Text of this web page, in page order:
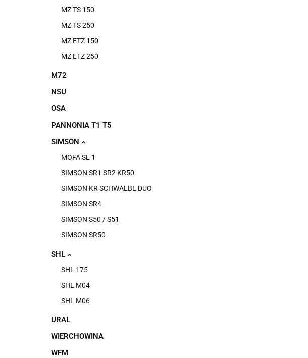
MZ TS 150
MZ TS 250
MZ ETZ 150
MZ ETZ 250
M72
NSU
OSA
PANNONIA T1 T5
SIMSON
MOFA SL 1
SIMSON SR1 SR2 KR50
SIMSON KR SCHWALBE DUO
SIMSON SR4
SIMSON S50 / S51
SIMSON SR50
SHL
SHL 175
SHL M04
SHL M06
URAL
WIERCHOWINA
WFM